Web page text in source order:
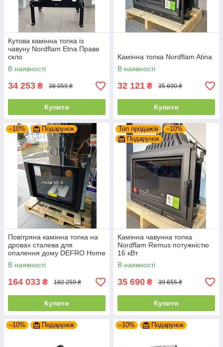
Кутова камінна топка із
чавуну Nordflam Etna Праве
скло
В наявності
34 253 ₴ 38 059 ₴
Купити
Камінна топка Nordflam Atina
В наявності
32 121 ₴ 35 690 ₴
Купити
–10% Подарунок
Повітряна камінна топка на
дровах сталева для
опалення дому DEFRO Home
PORTAL ME G з підйомними
дверцятами
В наявності
164 033 ₴ 182 259 ₴
Купити
Топ продажів
–10%
Подарунок
Камінна чавунна топка
Nordflam Remus потужністю
16 кВт
В наявності
35 690 ₴ 39 655 ₴
Купити
–10% Подарунок –10% Подарунок